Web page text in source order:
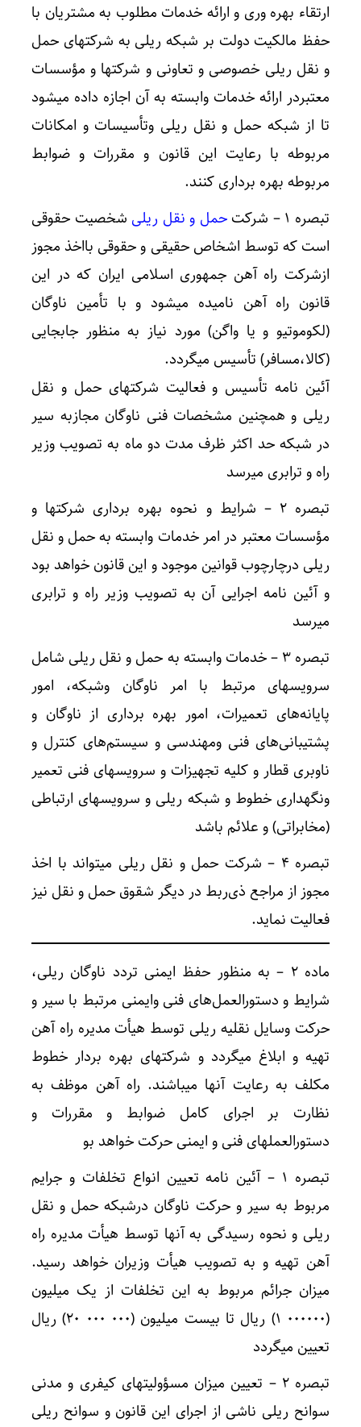
ارتقاء بهره‌ وری و ارائه خدمات مطلوب به مشتریان با
حفظ مالکیت دولت بر شبکه ریلی به شرکتهای حمل
و نقل ریلی خصوصی و تعاونی و شرکتها و مؤسسات
معتبردر ارائه خدمات وابسته به آن اجازه داده میشود
تا از شبکه حمل و نقل ریلی وتأسیسات و امکانات
مربوطه با رعایت این قانون و مقررات و ضوابط
مربوطه بهره برداری کنند.
تبصره ۱ – شرکت
حمل و نقل ریلی شخصیت حقوقی
است که توسط اشخاص حقیقی و حقوقی بااخذ مجوز
ازشرکت راه آهن جمهوری اسلامی ایران که در این
قانون راه آهن نامیده میشود و با تأمین ناوگان
(لکوموتیو و یا واگن) مورد نیاز به منظور جابجایی
(کالا،مسافر) تأسیس میگردد.
آئین نامه تأسیس و فعالیت شرکتهای حمل و نقل
ریلی و همچنین مشخصات فنی ناوگان مجازبه سیر
در شبکه حد اکثر ظرف مدت دو ماه به تصویب وزیر
راه و ترابری میرسد
تبصره ۲ – شرایط و نحوه بهره برداری شرکتها و
مؤسسات معتبر در امر خدمات وابسته به حمل و نقل
ریلی درچارچوب قوانین موجود و این قانون خواهد بود
و آئین نامه اجرایی آن به تصویب وزیر راه و ترابری
میرسد
تبصره ۳ – خدمات وابسته به حمل و نقل ریلی شامل
سرویسهای مرتبط با امر ناوگان وشبکه، امور
پایانه‌های تعمیرات، امور بهره برداری از ناوگان و
پشتیبانی‌های فنی ومهندسی و سیستم‌های کنترل و
ناوبری قطار و کلیه تجهیزات و سرویسهای فنی تعمیر
ونگهداری خطوط و شبکه ریلی و سرویسهای ارتباطی
(مخابراتی) و علائم باشد
تبصره ۴ – شرکت حمل و نقل ریلی میتواند با اخذ
مجوز از مراجع ذی‌ربط در دیگر شقوق حمل و نقل نیز
فعالیت نماید.
ماده ۲ – به منظور حفظ ایمنی تردد ناوگان ریلی،
شرایط و دستورالعمل‌های فنی وایمنی مرتبط با سیر و
حرکت وسایل نقلیه ریلی توسط هیأت مدیره راه آهن
تهیه و ابلاغ میگردد و شرکتهای بهره بردار خطوط
مکلف به رعایت آنها میباشند. راه آهن موظف به
نظارت بر اجرای کامل ضوابط و مقررات و
دستورالعملهای فنی و ایمنی حرکت خواهد بو
تبصره ۱ – آئین نامه تعیین انواع تخلفات و جرایم
مربوط به سیر و حرکت ناوگان درشبکه حمل و نقل
ریلی و نحوه رسیدگی به آنها توسط هیأت مدیره راه
آهن تهیه و به تصویب هیأت وزیران خواهد رسید.
میزان جرائم مربوط به این تخلفات از یک میلیون
(۰۰۰۰۰۰ ۱) ریال تا بیست میلیون (۰۰۰ ۰۰۰ ۲۰) ریال
تعیین میگردد
تبصره ۲ – تعیین میزان مسؤولیتهای کیفری و مدنی
سوانح ریلی ناشی از اجرای این قانون و سوانح ریلی